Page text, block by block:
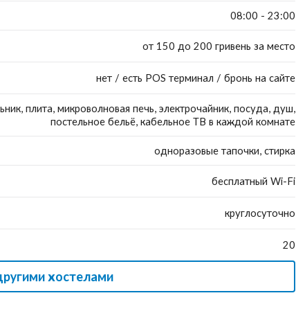
08:00 - 23:00
от 150 до 200 гривень за место
нет / есть POS терминал / бронь на сайте
плита, микроволновая печь, электрочайник, посуда, душ,
постельное бельё, кабельное ТВ в каждой комнате
одноразовые тапочки, стирка
бесплатный Wi-Fi
круглосуточно
20
хостелами